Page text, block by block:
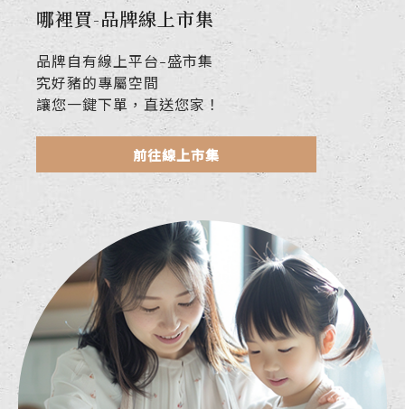
哪裡買-品牌線上市集
品牌自有線上平台-盛市集
究好豬的專屬空間
讓您一鍵下單，直送您家！
前往線上市集